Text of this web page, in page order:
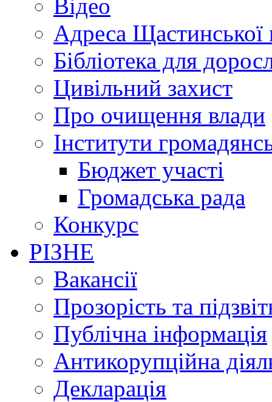
Відео
Адреса Щастинської
Бібліотека для
Цивільний захист
Про очищення влади
Інститути
Бюджет участі
Громадська рада
Конкурс
РІЗНЕ
Вакансії
Прозорість та
Публічна інформація
Антикорупційна
Декларація